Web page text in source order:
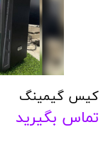
کیس گیمینگ
تماس بگیرید